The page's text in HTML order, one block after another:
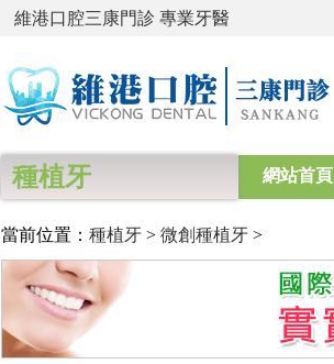
維港口腔三康門診 專業牙醫
種植牙 網站首頁
當前位置： 種植牙 > 微創種植牙 >